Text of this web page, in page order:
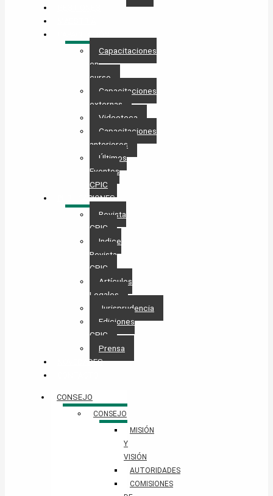
Capacitaciones
en
curso
Capacitaciones
externas
Videoteca
Capacitaciones
anteriores
Últimos
Eventos
CPIC
PUBLICACIONES
Revista
CPIC
Indice
Revista
CPIC
Artículos
Legales
Jurisprudencia
Ediciones
CPIC
Prensa
NOVEDADES
CONSEJO
CONSEJO
MISIÓN
Y
VISIÓN
AUTORIDADES
COMISIONES